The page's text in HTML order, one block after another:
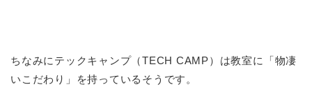
ちなみにテックキャンプ（TECH CAMP）は教室に「物凄
いこだわり」を持っているそうです。